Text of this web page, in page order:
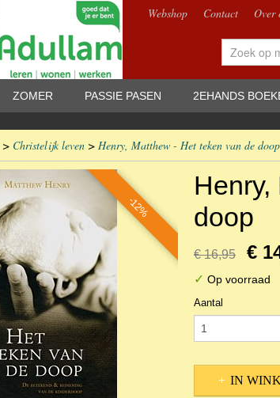
Webshop Contact Over
ZOMER PASSIE PASEN 2EHANDS
> Christelijk leven > Henry, Matthew - Het teken van de doop
-12%
doop
€ 16,95 €
✓ Op voorraad
Aantal
IN